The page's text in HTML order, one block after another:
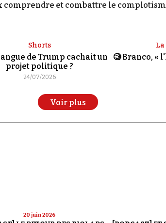
comprendre et combattre le
Shorts
de Trump cachait un
projet politique ?
24/07/2026
🧐 Branco, «
Voir plus
20 juin 2026